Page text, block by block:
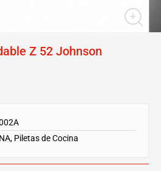
Z 52 Johnson
, Piletas de Cocina